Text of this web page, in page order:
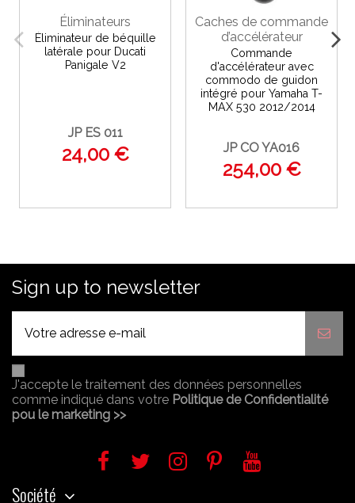
Éliminateurs
Éliminateur de béquille
latérale pour Ducati
Panigale V2
JP ES 011
24,00 €
Caches de commande
d’accélérateur
Commande
d'accélérateur avec
commodo de guidon
intégré pour Yamaha T-
MAX 530 2012/2014
JP CO YA016
254,00 €
Sign up to newsletter
J'accepte le traitement des données personnelles
comme indiqué dans votre Politique de Confidentialité
pou le marketing >>
Société